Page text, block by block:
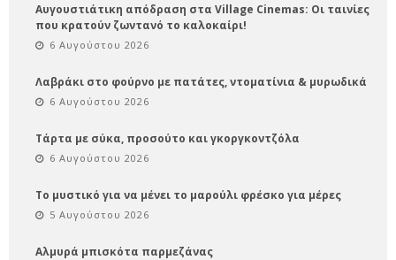
Αυγουστιάτικη απόδραση στα Village Cinemas: Οι ταινίες
που κρατούν ζωντανό το καλοκαίρι!
6 Αυγούστου 2026
Λαβράκι στο φούρνο με πατάτες, ντοματίνια & μυρωδικά
6 Αυγούστου 2026
Τάρτα με σύκα, προσούτο και γκοργκοντζόλα
6 Αυγούστου 2026
Το μυστικό για να μένει το μαρούλι φρέσκο για μέρες
5 Αυγούστου 2026
Αλμυρά μπισκότα παρμεζάνας